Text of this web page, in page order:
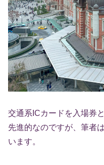
交通系ICカードを入場券
先進的なのですが、筆者
います。